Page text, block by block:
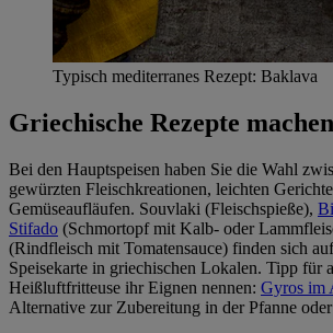
Typisch mediterranes Rezept: Baklava
Griechische Rezepte
Bei den Hauptspeisen haben Sie die Wahl
gewürzten Fleischkreationen, leichten
Gemüseaufläufen. Souvlaki (Fleischspieße),
Stifado (Schmortopf mit Kalb- oder
(Rindfleisch mit Tomatensauce) finden sich
Speisekarte in griechischen Lokalen. Tipp für
Heißluftfritteuse ihr Eignen nennen: Gyros im
Alternative zur Zubereitung in der Pfanne